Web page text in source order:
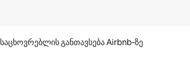
საცხოვრებლის განთავსება Airbnb‑ზე